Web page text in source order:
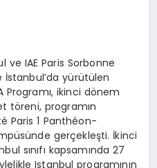
ve IAE Paris Sorbonne
İstanbul’da yürütülen
Programı, ikinci dönem
töreni, programın
Paris 1 Panthéon-
gerçekleşti. İkinci
sınıfı kapsamında 27
Istanbul programının